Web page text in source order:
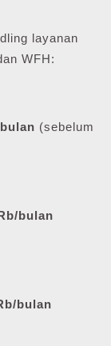
layanan
WFH:
(sebelum
bulan
bulan